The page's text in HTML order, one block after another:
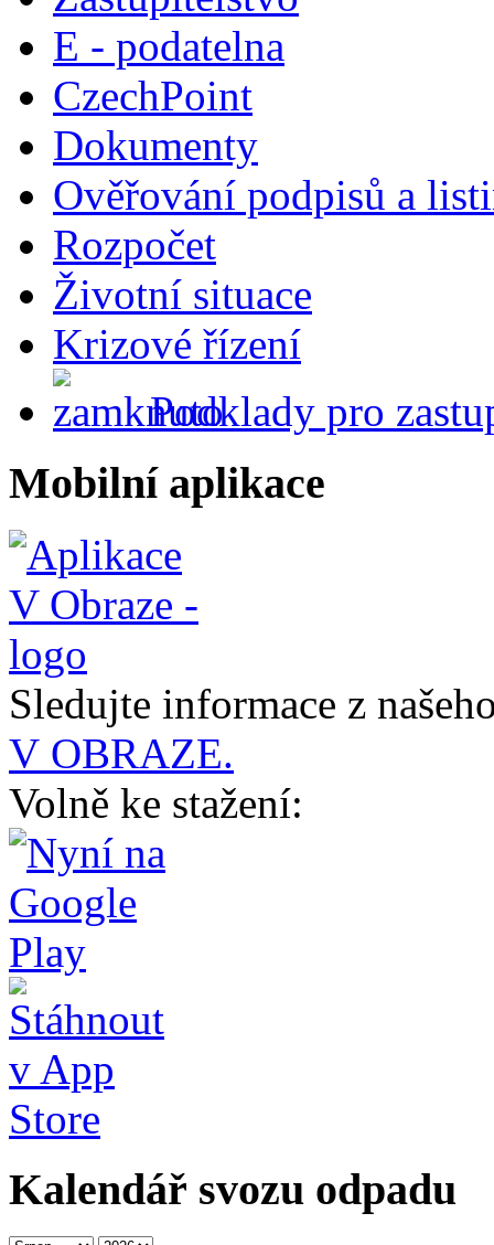
E - podatelna
CzechPoint
Dokumenty
Ověřování podpisů a
Rozpočet
Životní situace
Krizové řízení
Podklady pro
Mobilní aplikace
Sledujte informace z
V OBRAZE.
Volně ke stažení:
Kalendář svozu odpadu